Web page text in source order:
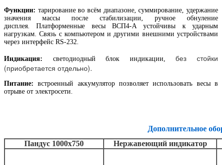
Функции: тарирование во всём диапазоне, суммирование, удержание
значения массы после стабилизации, ручное обнуление
дисплея. Платформенные весы ВСП4-А устойчивы к ударным
нагрузкам. Связь с компьютером и другими внешними устройствами
через интерфейс RS-232.
Индикация: светодиодный блок индикации,без стойки
(приобретается отдельно).
Питание:встроенный аккумулятор позволяет использовать весы в
отрыве от электросети.
Дополнительное
Пандус 1000х750
Нержавеющий индикатор